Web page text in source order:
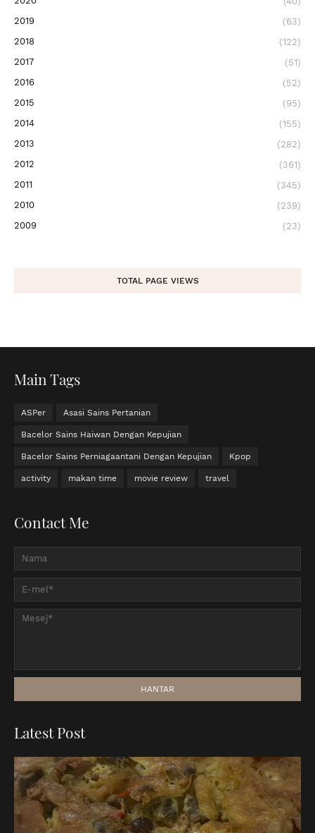
2019
(63)
2018
(122)
2017
(51)
2016
(52)
2015
(95)
2014
(155)
2013
(282)
2012
(361)
2011
(345)
2010
(239)
2009
(23)
TOTAL PAGE VIEWS
Main Tags
ASPer Asasi Sains Pertanian
Bacelor Sains Haiwan Dengan Kepujian
Bacelor Sains Perniagaantani Dengan Kepujian Kpop
activity makan time movie review travel
Contact Me
Latest Post